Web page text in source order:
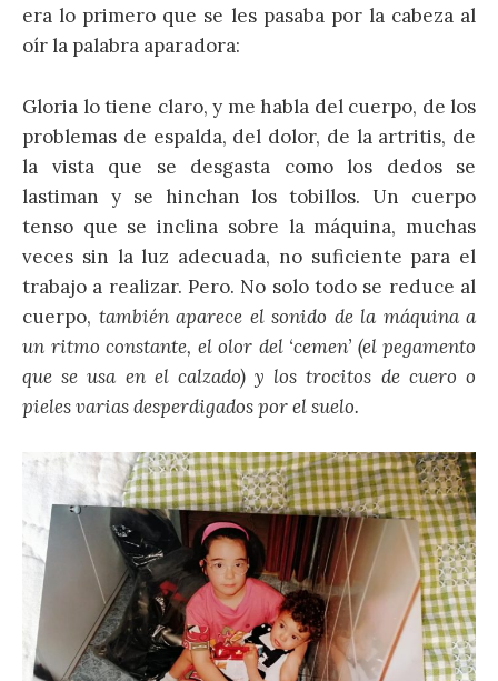
era lo primero que se les pasaba por la cabeza al
oír la palabra aparadora:
Gloria lo tiene claro, y me habla del cuerpo, de los
problemas de espalda, del dolor, de la artritis, de
la vista que se desgasta como los dedos se
lastiman y se hinchan los tobillos. Un cuerpo
tenso que se inclina sobre la máquina, muchas
veces sin la luz adecuada, no suficiente para el
trabajo a realizar. Pero. No solo todo se reduce al
cuerpo, también aparece el sonido de la máquina a
un ritmo constante, el olor del ‘cemen’ (el pegamento
que se usa en el calzado) y los trocitos de cuero o
pieles varias desperdigados por el suelo.